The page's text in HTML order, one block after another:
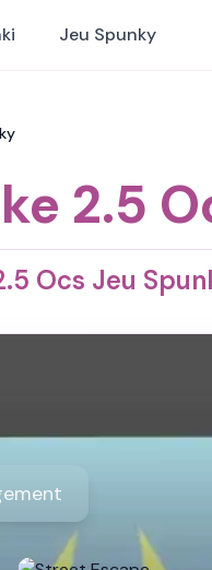
Jeu Spunky
2.5
Ocs Jeu